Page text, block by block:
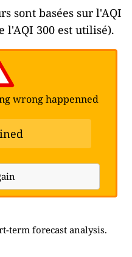
sont basées sur l'AQI
l'AQI 300 est utilisé).
wrong happenned
term forecast analysis.